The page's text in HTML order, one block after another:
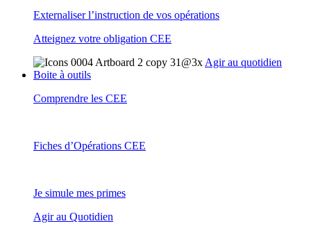
Externaliser l’instruction de vos opérations
Atteignez votre obligation CEE
Agir au quotidien
Boite à outils
Comprendre les CEE
Fiches d’Opérations CEE
Je simule mes primes
Agir au Quotidien